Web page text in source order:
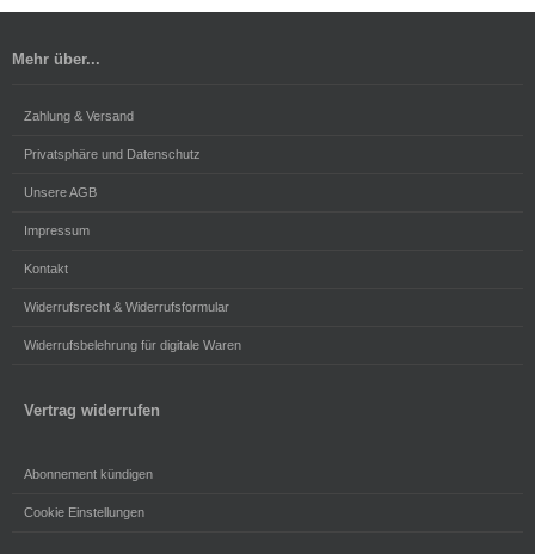
Mehr über...
Zahlung & Versand
Privatsphäre und Datenschutz
Unsere AGB
Impressum
Kontakt
Widerrufsrecht & Widerrufsformular
Widerrufsbelehrung für digitale Waren
Vertrag widerrufen
Abonnement kündigen
Cookie Einstellungen